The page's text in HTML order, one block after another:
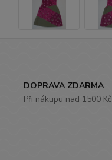
DOPRAVA ZDARMA
Při nákupu nad 1500 Kč